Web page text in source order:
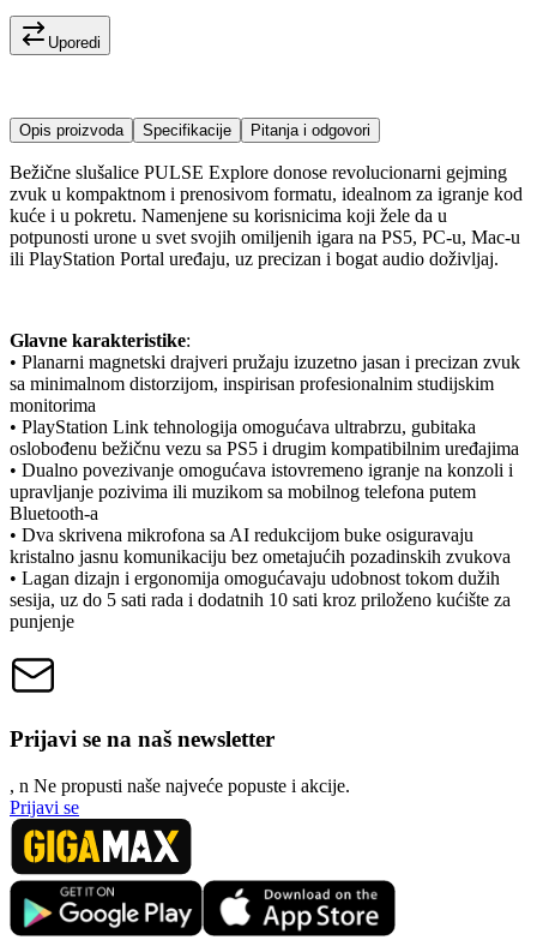
Uporedi
Opis proizvoda Specifikacije Pitanja i odgovori
Bežične slušalice PULSE Explore donose revolucionarni gejming
zvuk u kompaktnom i prenosivom formatu, idealnom za igranje kod
kuće i u pokretu. Namenjene su korisnicima koji žele da u
potpunosti urone u svet svojih omiljenih igara na PS5, PC-u, Mac-u
ili PlayStation Portal uređaju, uz precizan i bogat audio doživljaj.
Glavne karakteristike:
• Planarni magnetski drajveri pružaju izuzetno jasan i precizan zvuk
sa minimalnom distorzijom, inspirisan profesionalnim studijskim
monitorima
• PlayStation Link tehnologija omogućava ultrabrzu, gubitaka
oslobođenu bežičnu vezu sa PS5 i drugim kompatibilnim uređajima
• Dualno povezivanje omogućava istovremeno igranje na konzoli i
upravljanje pozivima ili muzikom sa mobilnog telefona putem
Bluetooth-a
• Dva skrivena mikrofona sa AI redukcijom buke osiguravaju
kristalno jasnu komunikaciju bez ometajućih pozadinskih zvukova
• Lagan dizajn i ergonomija omogućavaju udobnost tokom dužih
sesija, uz do 5 sati rada i dodatnih 10 sati kroz priloženo kućište za
punjenje
Prijavi se na naš newsletter
, n Ne propusti naše najveće popuste i akcije.
Prijavi se